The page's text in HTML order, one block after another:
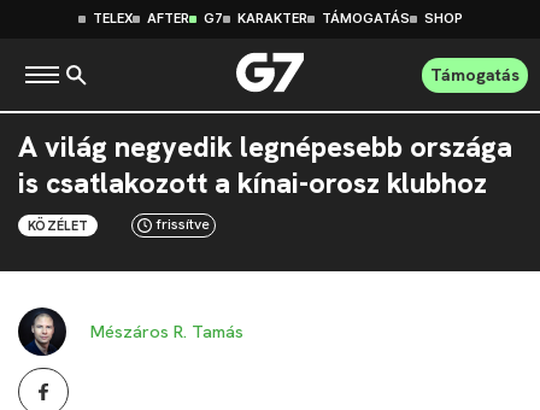
TELEX AFTER G7 KARAKTER TÁMOGATÁS SHOP
Támogatás
A világ negyedik legnépesebb országa
is csatlakozott a kínai-orosz klubhoz
KÖZÉLET frissítve
Mészáros R. Tamás